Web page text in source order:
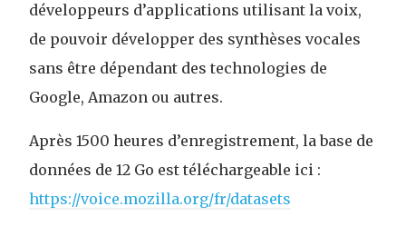
développeurs d’applications utilisant la voix,
de pouvoir développer des synthèses vocales
sans être dépendant des technologies de
Google, Amazon ou autres.
Après 1500 heures d’enregistrement, la base de
données de 12 Go est téléchargeable ici :
https://voice.mozilla.org/fr/datasets